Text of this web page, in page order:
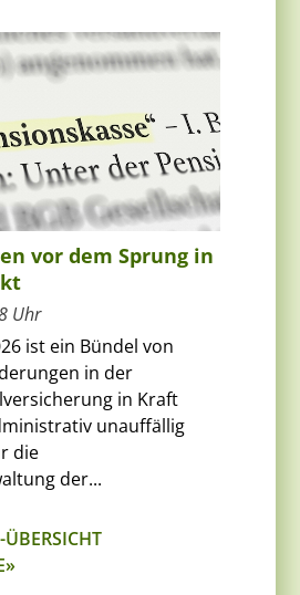
vor dem Sprung in
Uhr
ist ein Bündel von
in der
in Kraft
unauffällig
die
der...